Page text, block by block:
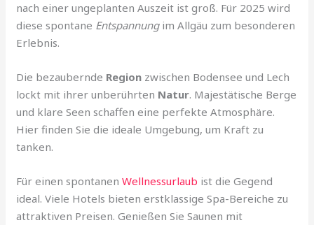
nach einer ungeplanten Auszeit ist groß. Für 2025 wird
diese spontane Entspannungim Allgäu zum besonderen
Erlebnis.
Die bezaubernde Region zwischen Bodensee und Lech
lockt mit ihrer unberührten Natur. Majestätische Berge
und klare Seen schaffen eine perfekte Atmosphäre.
Hier finden Sie die ideale Umgebung, um Kraft zu
tanken.
Für einen spontanenWellnessurlaub ist die Gegend
ideal. Viele Hotels bieten erstklassige Spa-Bereiche zu
attraktiven Preisen. Genießen Sie Saunen mit